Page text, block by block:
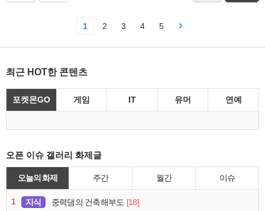
1 2 3 4 5
최근 HOT한 콘텐츠
포켓몬GO 게임 IT 유머 연예
오픈 이슈 갤러리 화제글
오늘의 화제 주간 월간 이슈
1 지식 중력댐의 건축해부도 [18]